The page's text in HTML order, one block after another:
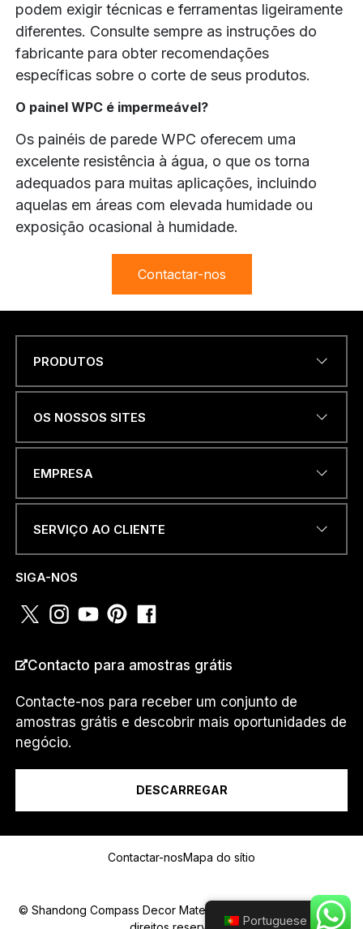
podem exigir técnicas e ferramentas ligeiramente
diferentes. Consulte sempre as instruções do
fabricante para obter recomendações
específicas sobre o corte de seus produtos.
O painel WPC é impermeável?
Os painéis de parede WPC oferecem uma
excelente resistência à água, o que os torna
adequados para muitas aplicações, incluindo
aquelas em áreas com elevada humidade ou
exposição ocasional à humidade.
Contactar-nos
NÚMERO DE TELEFONE OU
Eu sou um...
P
M
PRODUTOS
OS NOSSOS SITES
EMPRESA
SERVIÇO AO CLIENTE
SIGA-NOS
Contacto para amostras grátis
Contacte-nos para receber um conjunto de
amostras grátis e descobrir mais oportunidades de
negócio.
DESCARREGAR
Contactar-nosMapa do sítio
© Shandong Compass Decor Material Co.,Ltd 2025.Todos os
Portuguese